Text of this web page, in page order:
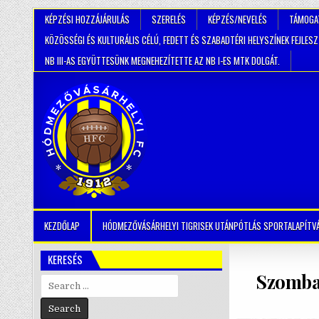
KÉPZÉSI HOZZÁJÁRULÁS SZERELÉS KÉPZÉS/NEVELÉS
KÖZÖSSÉGI ÉS KULTURÁLIS CÉLÚ, FEDETT ÉS SZABADTÉRI HELYSZÍNEK
NB III-AS EGYÜTTESÜNK MEGNEHEZÍTETTE AZ NB I-ES MTK DOLGÁT.
KEZDŐLAP HÓDMEZŐVÁSÁRHELYI TIGRISEK UTÁNPÓTLÁS
KERESÉS
Search
for: